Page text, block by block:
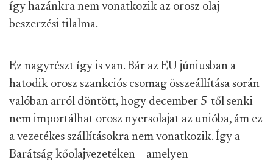
így hazánkra nem vonatkozik az orosz olaj
beszerzési tilalma.
Ez nagyrészt így is van. Bár az EU júniusban a
hatodik orosz szankciós csomag összeállítása során
valóban arról döntött, hogy december 5-től senki
nem importálhat orosz nyersolajat az unióba, ám ez
a vezetékes szállításokra nem vonatkozik. Így a
Barátság kőolajvezetéken – amelyen